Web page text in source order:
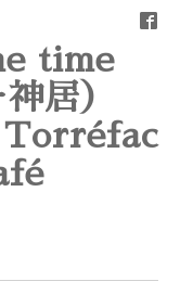
time
居）